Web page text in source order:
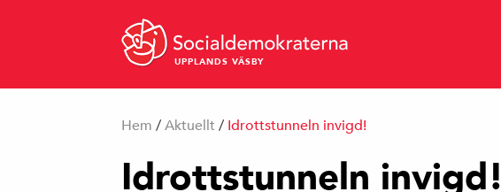
UPPLANDS VÄSBY
Hem / Aktuellt / Idrottstunneln invigd!
Idrottstunneln invigd!